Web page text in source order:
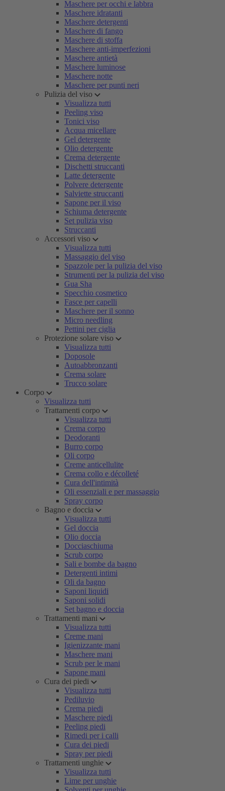
Maschere per occhi e labbra
Maschere idratanti
Maschere detergenti
Maschere di fango
Maschere di stoffa
Maschere anti-imperfezioni
Maschere antietà
Maschere luminose
Maschere notte
Maschere per punti neri
Pulizia del viso
Visualizza tutti
Peeling viso
Tonici viso
Acqua micellare
Gel detergente
Olio detergente
Crema detergente
Dischetti struccanti
Latte detergente
Polvere detergente
Salviette struccanti
Sapone per il viso
Schiuma detergente
Set pulizia viso
Struccanti
Accessori viso
Visualizza tutti
Massaggio del viso
Spazzole per la pulizia del viso
Strumenti per la pulizia del viso
Gua Sha
Specchio cosmetico
Fasce per capelli
Maschere per il sonno
Micro needling
Pettini per ciglia
Protezione solare viso
Visualizza tutti
Doposole
Autoabbronzanti
Crema solare
Trucco solare
Corpo
Visualizza tutti
Trattamenti corpo
Visualizza tutti
Crema corpo
Deodoranti
Burro corpo
Oli corpo
Creme anticellulite
Crema collo e décolleté
Cura dell'intimità
Oli essenziali e per massaggio
Spray corpo
Bagno e doccia
Visualizza tutti
Gel doccia
Olio doccia
Docciaschiuma
Scrub corpo
Sali e bombe da bagno
Detergenti intimi
Oli da bagno
Saponi liquidi
Saponi solidi
Set bagno e doccia
Trattamenti mani
Visualizza tutti
Creme mani
Igienizzante mani
Maschere mani
Scrub per le mani
Sapone mani
Cura dei piedi
Visualizza tutti
Pediluvio
Crema piedi
Maschere piedi
Peeling piedi
Rimedi per i calli
Cura dei piedi
Spray per piedi
Trattamenti unghie
Visualizza tutti
Lime per unghie